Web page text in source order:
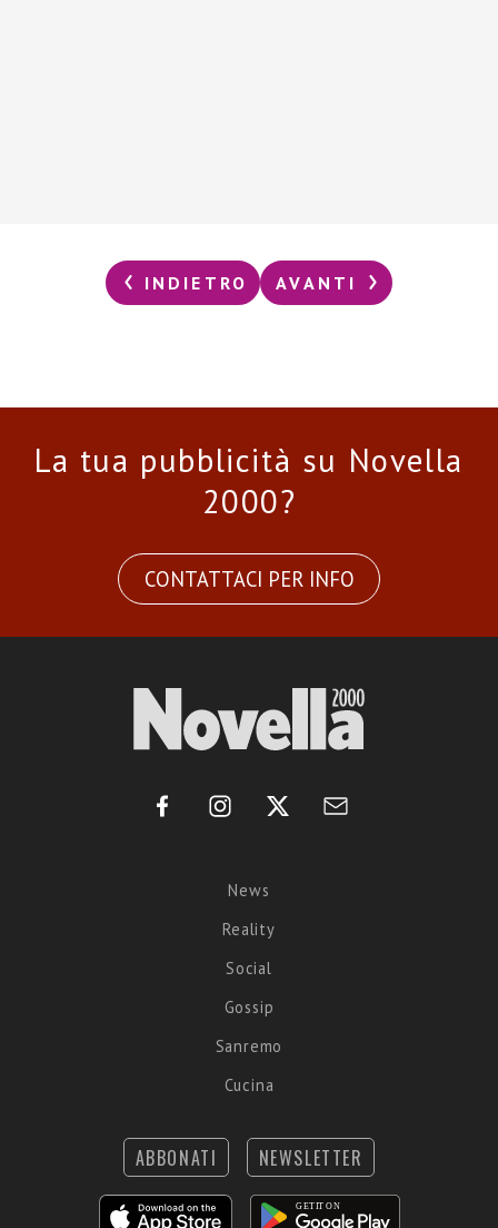
INDIETRO AVANTI
La tua pubblicità su Novella
2000?
CONTATTACI PER INFO
News
Reality
Social
Gossip
Sanremo
Cucina
ABBONATI NEWSLETTER